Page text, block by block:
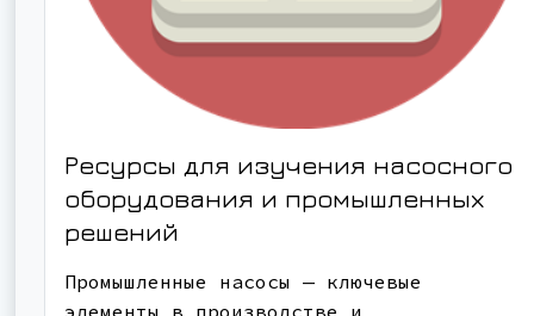
Ресурсы для изучения насосного
оборудования и промышленных
решений
Промышленные насосы — ключевые